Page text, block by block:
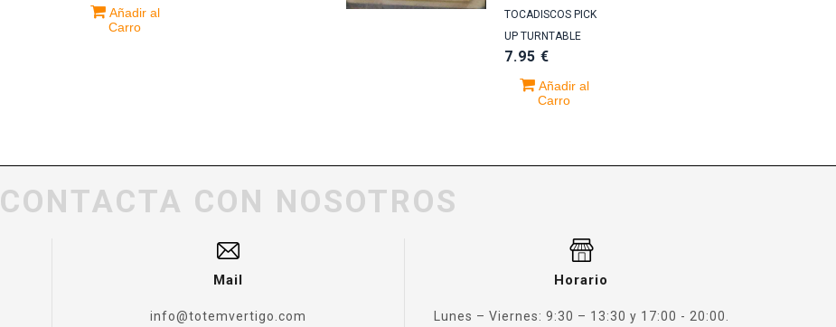
Añadir al
Carro
TOCADISCOS PICK
UP TURNTABLE
7.95 €
Añadir al
Carro
CONTACTA CON NOSOTROS
Mail
info@totemvertigo.com
Horario
Lunes – Viernes: 9:30 – 13:30 y 17:00 - 20:00.